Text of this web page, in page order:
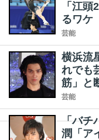
「江
るワケ
芸能
横浜流
れでも
筋」と
芸能
「バチ
潤「ア